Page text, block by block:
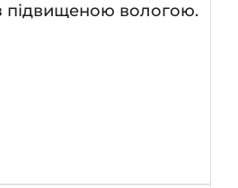
підвищеною вологою.